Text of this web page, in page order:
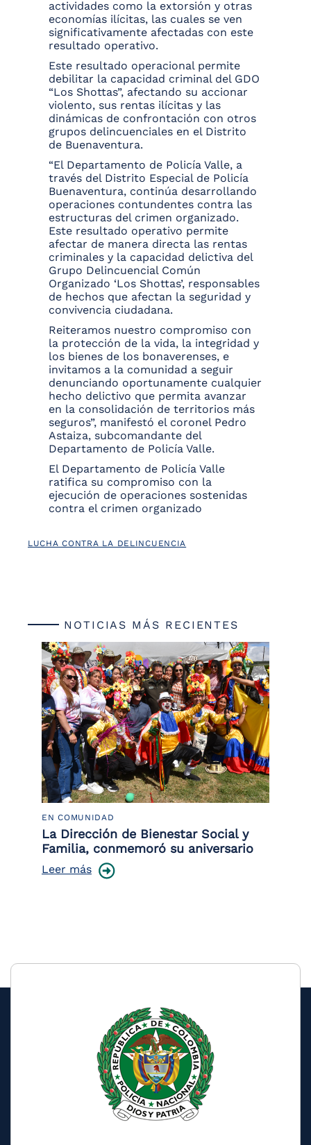
actividades como la extorsión y otras
economías ilícitas, las cuales se ven
significativamente afectadas con este
resultado operativo.
Este resultado operacional permite
debilitar la capacidad criminal del GDO
“Los Shottas”, afectando su accionar
violento, sus rentas ilícitas y las
dinámicas de confrontación con otros
grupos delincuenciales en el Distrito
de Buenaventura.
“El Departamento de Policía Valle, a
través del Distrito Especial de Policía
Buenaventura, continúa desarrollando
operaciones contundentes contra las
estructuras del crimen organizado.
Este resultado operativo permite
afectar de manera directa las rentas
criminales y la capacidad delictiva del
Grupo Delincuencial Común
Organizado ‘Los Shottas’, responsables
de hechos que afectan la seguridad y
convivencia ciudadana.
Reiteramos nuestro compromiso con
la protección de la vida, la integridad y
los bienes de los bonaverenses, e
invitamos a la comunidad a seguir
denunciando oportunamente cualquier
hecho delictivo que permita avanzar
en la consolidación de territorios más
seguros”, manifestó el coronel Pedro
Astaiza, subcomandante del
Departamento de Policía Valle.
El Departamento de Policía Valle
ratifica su compromiso con la
ejecución de operaciones sostenidas
contra el crimen organizado
LUCHA CONTRA LA DELINCUENCIA
NOTICIAS MÁS RECIENTES
EN COMUNIDAD
La Dirección de Bienestar Social y
Familia, conmemoró su aniversario
Leer más